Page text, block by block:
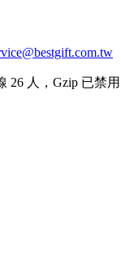
26 人，Gzip 已禁